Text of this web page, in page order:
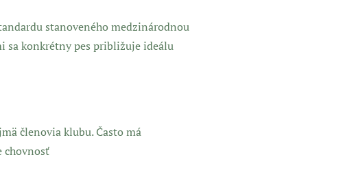
stanoveného medzinárodnou
sa konkrétny pes približuje ideálu
členovia klubu. Často má
chovnosť